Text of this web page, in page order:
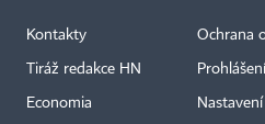
Kontakty
Tiráž redakce HN
Economia
Ochrana